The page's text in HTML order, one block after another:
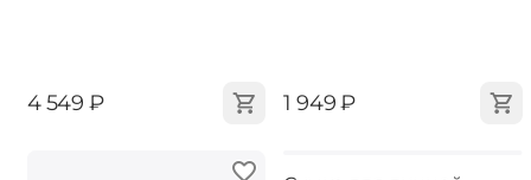
‍4 549‍ ₽ ‍1 949‍₽